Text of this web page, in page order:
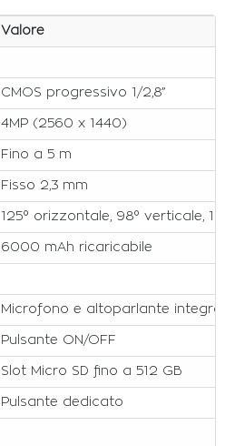
Valore
CMOS progressivo 1/2,8”
4MP (2560 x 1440)
Fino a 5 m
Fisso 2,3 mm
125° orizzontale, 98° verticale,
6000 mAh ricaricabile
Microfono e altoparlante
Pulsante ON/OFF
Slot Micro SD fino a 512 GB
Pulsante dedicato